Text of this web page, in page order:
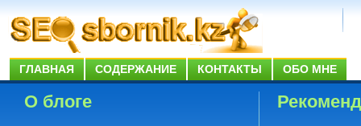
ГЛАВНАЯ СОДЕРЖАНИЕ КОНТАКТЫ ОБО МНЕ
О блоге